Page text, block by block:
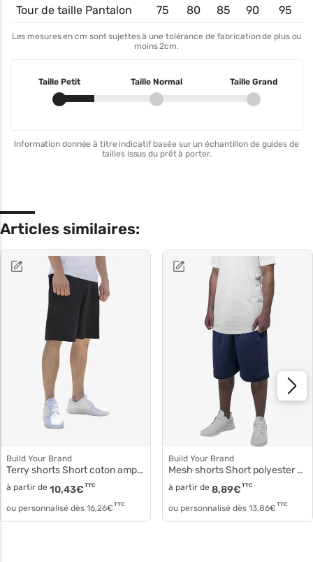
Tour de taille Pantalon
75 80 85 90 95
Les mesures en cm sont sujettes à une tolérance de fabrication de plus ou
moins 2cm.
Taille Petit Taille Normal Taille Grand
Information donnée à titre indicatif basée sur un échantillon de guides de
tailles issus du prêt à porter.
Articles similaires:
Build Your Brand
Terry shorts Short coton ample by080
à partir de 10,43€ TTC
ou personnalisé dès 16,26€ TTC
Build Your Brand
Mesh shorts Short polyester micromesh by048
à partir de 8,89€ TTC
ou personnalisé dès 13,86€ TTC